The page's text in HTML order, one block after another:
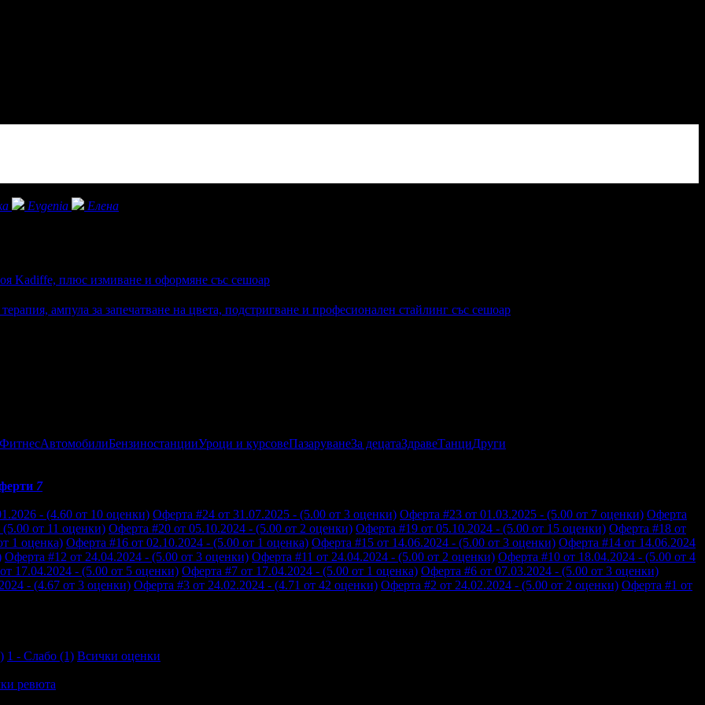
Evgenia
Елена
Kadiffe, плюс измиване и оформяне със сешоар
ампула за запечатване на цвета, подстригване и професионален стайлинг със сешоар
АвтомобилиБензиностанцииУроци и курсовеПазаруванеЗа децатаЗдравеТанциДруги
7
- (4.60 от 10 оценки) Оферта #24 от 31.07.2025 - (5.00 от 3 оценки) Оферта #23 от 01.03.2025 - (5.00 от 7 оценки) Оферта
от 11 оценки) Оферта #20 от 05.10.2024 - (5.00 от 2 оценки) Оферта #19 от 05.10.2024 - (5.00 от 15 оценки) Оферта #18 от
1 оценка) Оферта #16 от 02.10.2024 - (5.00 от 1 оценка) Оферта #15 от 14.06.2024 - (5.00 от 3 оценки) Оферта #14 от 14.06.2024
Оферта #12 от 24.04.2024 - (5.00 от 3 оценки) Оферта #11 от 24.04.2024 - (5.00 от 2 оценки) Оферта #10 от 18.04.2024 - (5.00 от 4
17.04.2024 - (5.00 от 5 оценки) Оферта #7 от 17.04.2024 - (5.00 от 1 оценка) Оферта #6 от 07.03.2024 - (5.00 от 3 оценки)
- (4.67 от 3 оценки) Оферта #3 от 24.02.2024 - (4.71 от 42 оценки) Оферта #2 от 24.02.2024 - (5.00 от 2 оценки) Оферта #1 от
1 - Слабо (1) Всички оценки
ревюта